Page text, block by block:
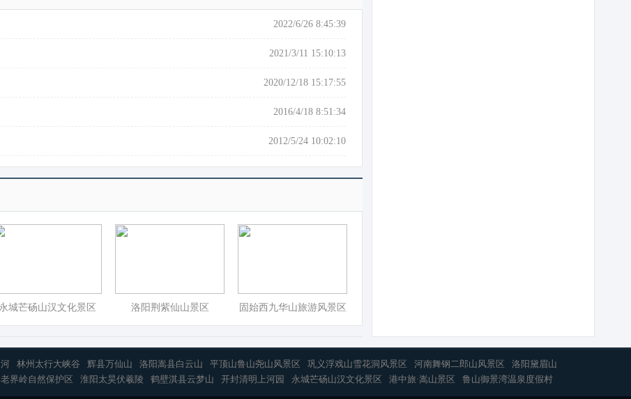
2022/6/26 8:45:39
2021/3/11 15:10:13
2020/12/18 15:17:55
2016/4/18 8:51:34
2012/5/24 10:02:10
永城芒砀山汉文化景区 洛阳荆紫仙山景区 固始西九华山旅游风景区
林州太行大峡谷 辉县万仙山 洛阳嵩县白云山 平顶山鲁山尧山风景区 巩义浮戏山雪花洞风景区 河南舞钢二郎山风景区
洛阳黛眉山
界岭自然保护区 淮阳太昊伏羲陵 鹤壁淇县云梦山 开封清明上河园 永城芒砀山汉文化景区 港中旅·嵩山景区 鲁山御景湾温泉度假村